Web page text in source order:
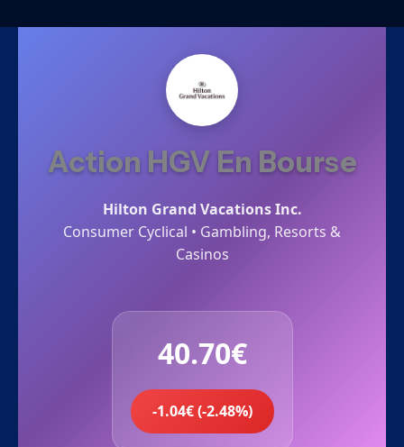
Action HGV En Bourse
Hilton Grand Vacations Inc.
Consumer Cyclical • Gambling, Resorts &
Casinos
40.70€
-1.04€ (-2.48%)